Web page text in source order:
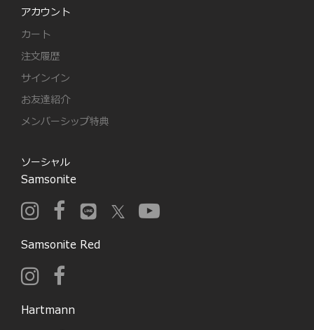
アカウント
カート
注文履歴
サインイン
お友達紹介
メンバーシップ特典
ソーシャル
Samsonite
Samsonite Red
Hartmann